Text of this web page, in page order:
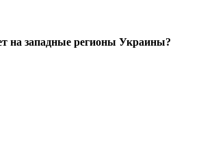
на западные регионы Украины?